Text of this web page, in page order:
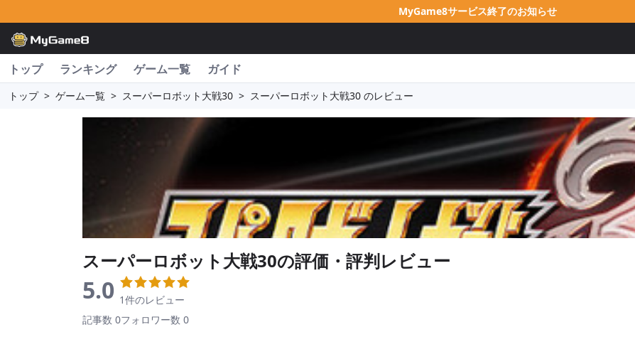
MyGame8サービス終了のお知らせ
トップ ランキング ゲーム一覧 ガイド
トップ > ゲーム一覧 > スーパーロボット大戦30 > スーパーロボット大戦30 のレビュー
スーパーロボット大戦30の評価・評判レビュー
5.0 1件のレビュー
記事数 0フォロワー数 0